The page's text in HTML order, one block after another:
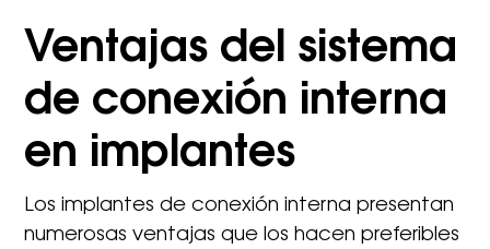
Ventajas del sistema
de conexión interna
en implantes
Los implantes de conexión interna presentan
numerosas ventajas que los hacen preferibles